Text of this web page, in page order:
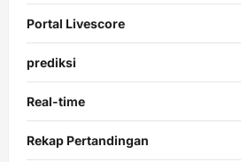
Portal Livescore
prediksi
Real-time
Rekap Pertandingan